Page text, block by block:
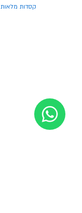
קסדות מלאות